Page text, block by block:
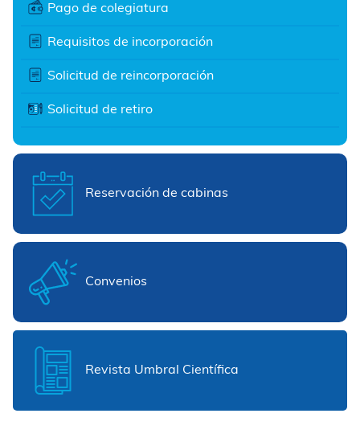
Pago de colegiatura
Requisitos de incorporación
Solicitud de reincorporación
Solicitud de retiro
Reservación de cabinas
Convenios
Revista Umbral Científica